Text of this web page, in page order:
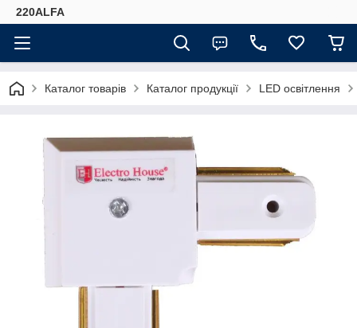
220ALFA
Каталог товарів Каталог продукції LED освітлення